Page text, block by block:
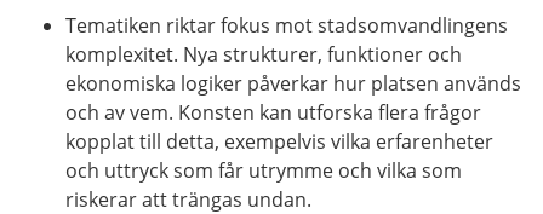
Tematiken riktar fokus mot stadsomvandlingens
komplexitet. Nya strukturer, funktioner och
ekonomiska logiker påverkar hur platsen används
och av vem. Konsten kan utforska flera frågor
kopplat till detta, exempelvis vilka erfarenheter
och uttryck som får utrymme och vilka som
riskerar att trängas undan.